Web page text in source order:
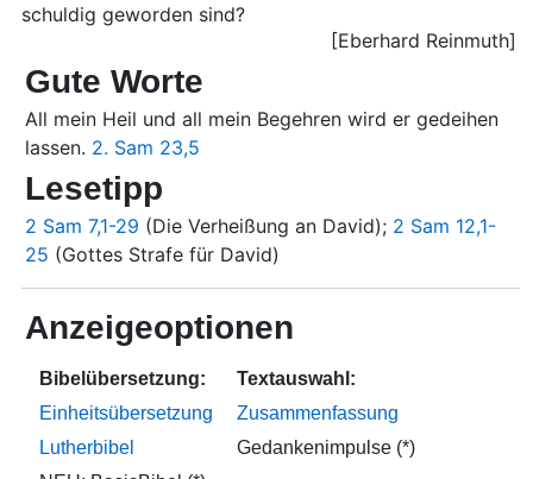
schuldig geworden sind?
[Eberhard Reinmuth]
Gute Worte
All mein Heil und all mein Begehren wird er gedeihen
lassen. 2. Sam 23,5
Lesetipp
2 Sam 7,1-29 (Die Verheißung an David); 2 Sam 12,1-
25 (Gottes Strafe für David)
Anzeigeoptionen
Bibelübersetzung:
Textauswahl:
Einheitsübersetzung
Zusammenfassung
Lutherbibel
Gedankenimpulse (*)